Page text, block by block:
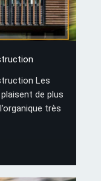
Les
de plus
très